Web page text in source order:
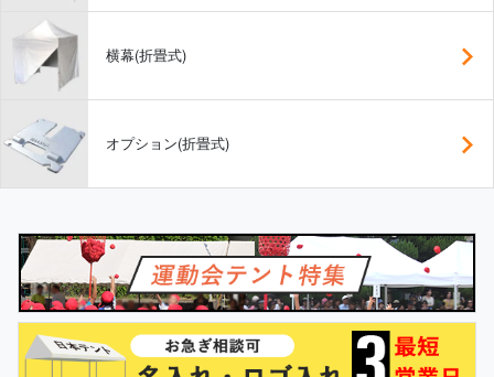
横幕(折畳式)
オプション(折畳式)